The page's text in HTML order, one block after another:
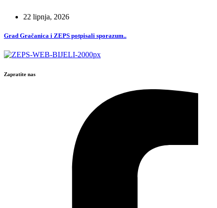
22 lipnja, 2026
Grad Gračanica i ZEPS potpisali sporazum..
Zapratite nas